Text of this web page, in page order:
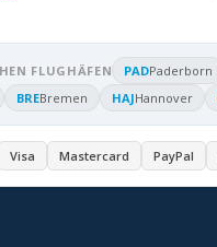
FLUGHÄFEN PADPaderborn
BREBremen HAJHannover
Visa Mastercard PayPal